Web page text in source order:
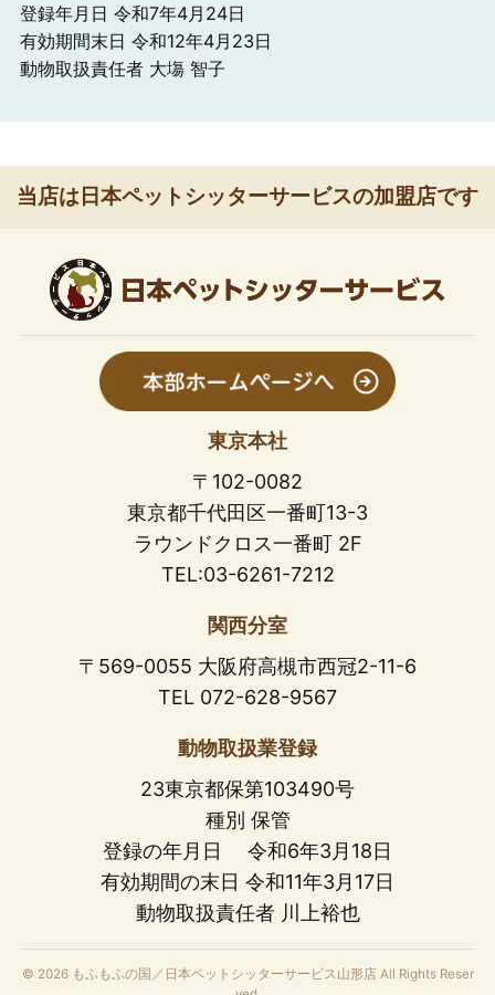
登録年月日 令和7年4月24日
有効期間末日 令和12年4月23日
動物取扱責任者 大塲 智子
当店は日本ペットシッターサービスの加盟店です
東京本社
〒102-0082
東京都千代田区一番町13-3
ラウンドクロス一番町 2F
TEL:03-6261-7212
関西分室
〒569-0055 大阪府高槻市西冠2-11-6
TEL 072-628-9567
動物取扱業登録
23東京都保第103490号
種別 保管
登録の年月日 令和6年3月18日
有効期間の末日 令和11年3月17日
動物取扱責任者 川上裕也
© 2026 もふもふの国／日本ペットシッターサービス山形店 All Rights Reser